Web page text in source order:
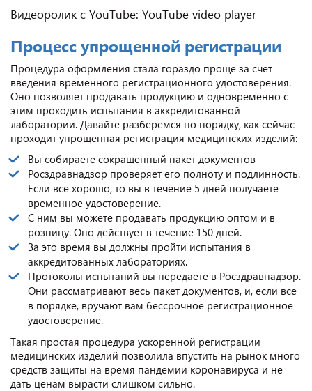
Видеоролик c YouTube: YouTube video player
Процесс упрощенной регистрации
Процедура оформления стала гораздо проще за счет
введения временного регистрационного удостоверения.
Оно позволяет продавать продукцию и одновременно с
этим проходить испытания в аккредитованной
лаборатории. Давайте разберемся по порядку, как сейчас
проходит упрощенная регистрация медицинских изделий:
Вы собираете сокращенный пакет документов
Росздравнадзор проверяет его полноту и подлинность.
Если все хорошо, то вы в течение 5 дней получаете
временное удостоверение.
С ним вы можете продавать продукцию оптом и в
розницу. Оно действует в течение 150 дней.
За это время вы должны пройти испытания в
аккредитованных лабораториях.
Протоколы испытаний вы передаете в Росздравнадзор.
Они рассматривают весь пакет документов, и, если все
в порядке, вручают вам бессрочное регистрационное
удостоверение.
Такая простая процедура ускоренной регистрации
медицинских изделий позволила впустить на рынок много
средств защиты на время пандемии коронавируса и не
дать ценам вырасти слишком сильно.